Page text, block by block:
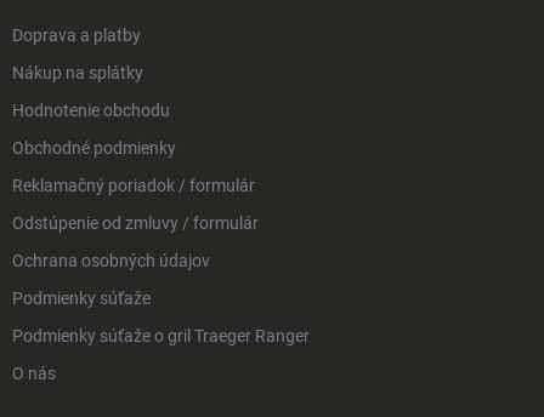
Doprava a platby
Nákup na splátky
Hodnotenie obchodu
Obchodné podmienky
Reklamačný poriadok / formulár
Odstúpenie od zmluvy / formulár
Ochrana osobných údajov
Podmienky súťaže
Podmienky súťaže o gril Traeger Ranger
O nás